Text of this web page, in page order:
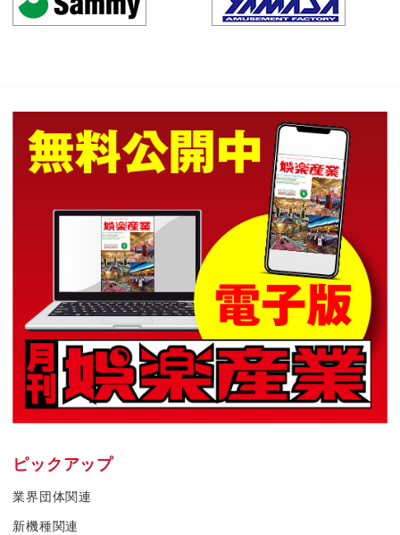
ピックアップ
業界団体関連
新機種関連